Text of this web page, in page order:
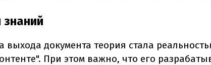
выхода документа теория стала
При этом важно, что его